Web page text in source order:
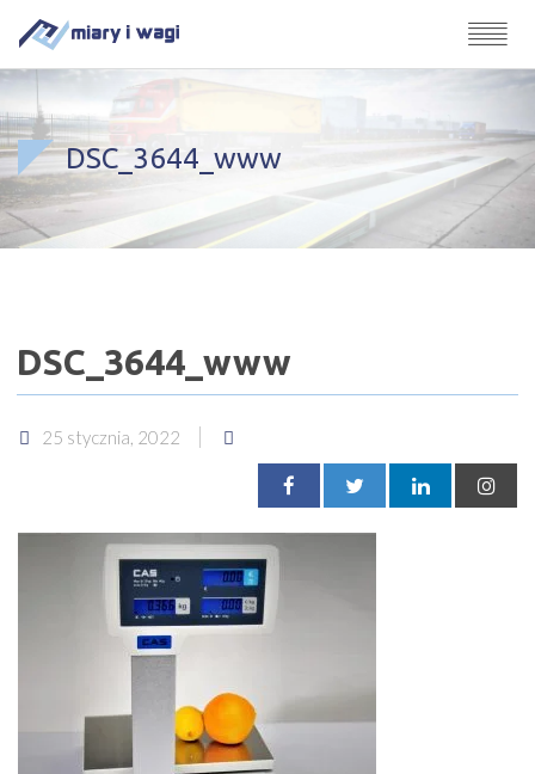
DSC_3644_www
DSC_3644_www
25 stycznia, 2022